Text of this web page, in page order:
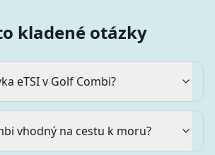
kladené otázky
eTSI v Golf Combi?
vhodný na cestu k moru?